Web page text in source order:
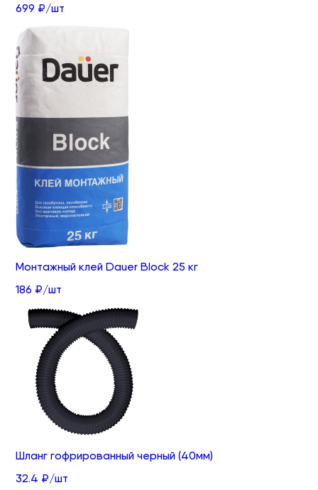
699 ₽/шт
Монтажный клей Dauer Block 25 кг
186 ₽/шт
Шланг гофрированный черный (40мм)
32.4 ₽/шт